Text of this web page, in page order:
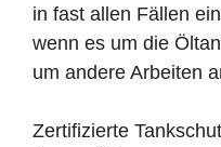
in fast allen Fällen
wenn es um die
um andere Arbeiten
Zertifizierte